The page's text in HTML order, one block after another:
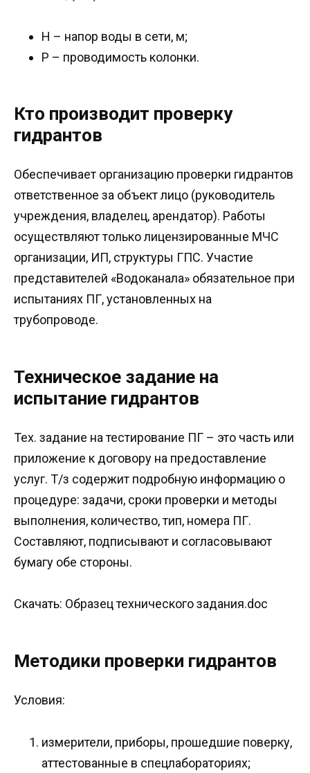
Н – напор воды в сети, м;
Р – проводимость колонки.
Кто производит проверку
гидрантов
Обеспечивает организацию проверки гидрантов
ответственное за объект лицо (руководитель
учреждения, владелец, арендатор). Работы
осуществляют только лицензированные МЧС
организации, ИП, структуры ГПС. Участие
представителей «Водоканала» обязательное при
испытаниях ПГ, установленных на
трубопроводе.
Техническое задание на
испытание гидрантов
Тех. задание на тестирование ПГ – это часть или
приложение к договору на предоставление
услуг. Т/з содержит подробную информацию о
процедуре: задачи, сроки проверки и методы
выполнения, количество, тип, номера ПГ.
Составляют, подписывают и согласовывают
бумагу обе стороны.
Скачать: Образец технического задания.doc
Методики проверки гидрантов
Условия:
измерители, приборы, прошедшие поверку,
аттестованные в спецлабораториях;